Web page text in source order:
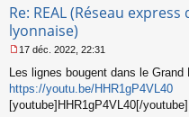
Re: REAL (Réseau
lyonnaise)
e
s
17 déc. 2022, 22:31
Les lignes bougent dans le Grand
https://youtu.be/HHR1gP4VL40
[youtube]HHR1gP4VL40[/youtube]